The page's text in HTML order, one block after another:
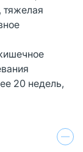
тяжелая
20 недель,